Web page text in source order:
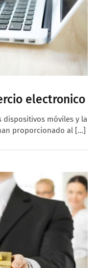
electronico
dispositivos móviles y la
proporcionado al […]